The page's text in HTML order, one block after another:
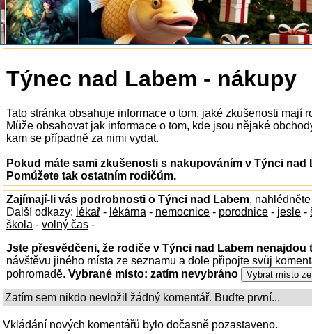
Týnec nad Labem - nákupy
Tato stránka obsahuje informace o tom, jaké zkušenosti mají
Může obsahovat jak informace o tom, kde jsou nějaké
kam se případně za nimi vydat.
Pokud máte sami zkušenosti s nakupováním v Týnci nad
Pomůžete tak ostatním rodičům.
Zajímají-li vás podrobnosti o Týnci nad Labem,
Další odkazy: lékař - lékárna - nemocnice - porodnice - jesle -
škola - volný čas -
Jste přesvědčeni, že rodiče v Týnci nad Labem nenajdou
návštěvu jiného místa ze seznamu a dole připojte svůj
pohromadě. Vybrané místo: zatím nevybráno
Zatím sem nikdo nevložil žádný komentář. Buďte první...
Vkládání nových komentářů bylo dočasně pozastaveno.